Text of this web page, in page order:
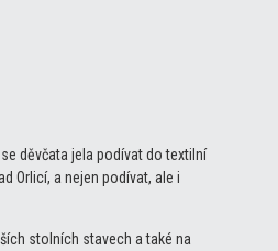
děvčata jela podívat do textilní
Orlicí, a nejen podívat, ale i
stolních stavech a také na